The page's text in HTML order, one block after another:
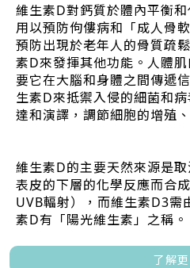
維生素D對鈣質於體內平衡
用以預防佝僂病和「成人骨
預防出現於老年人的骨質疏
素D來發揮其他功能。人體
要它在大腦和身體之間傳遞
生素D來抵禦入侵的細菌和
達和演譯，調節細胞的增殖
維生素D的主要天然來源是
表皮的下層的化學反應而合
UVB輻射），而維生素D3需
素D有「陽光維生素」之稱。
了解